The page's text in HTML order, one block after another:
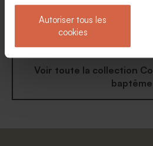
Autoriser tous les
cookies
Contenant à dragées
baptême famille des
animaux
Voir toute la collection
baptême